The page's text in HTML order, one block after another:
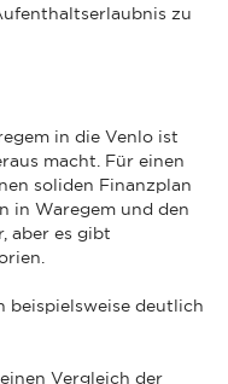
zu
in die Venlo ist
macht. Für einen
soliden Finanzplan
in Waregem und den
aber es gibt
beispielsweise deutlich
Vergleich der